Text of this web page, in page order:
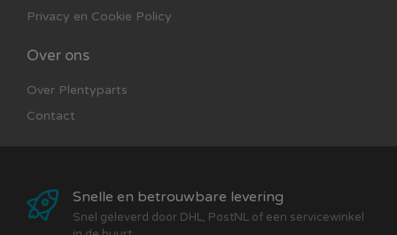
Privacy en Cookie Policy
Over ons
Over Plentyparts
Contact
Snelle en betrouwbare levering
Snel geleverd door DHL, PostNL of een servicewinkel